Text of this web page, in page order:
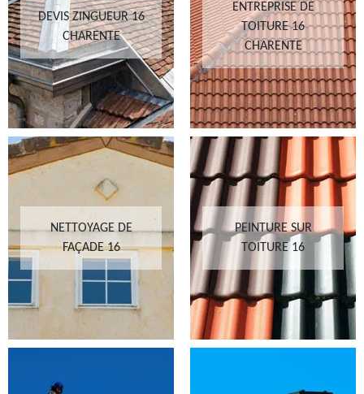
DEVIS ZINGUEUR 16
CHARENTE
ENTREPRISE DE
TOITURE 16
CHARENTE
NETTOYAGE DE
FAÇADE 16
PEINTURE SUR
TOITURE 16